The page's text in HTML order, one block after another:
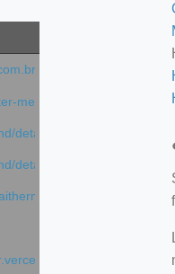
merino-crew-neck-navy-
detail.php
detail.php?c=1013&n=29306
feed-calculator